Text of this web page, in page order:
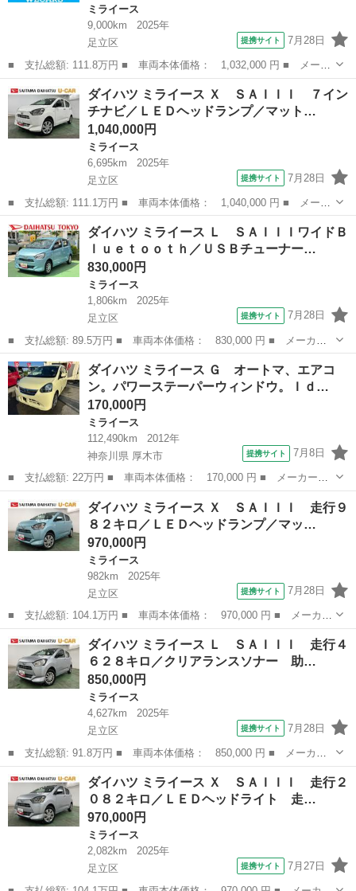
ミライース
9,000km
2025年
足立区
提携サイト 7月28日
■ 支払総額: 111.8万円 ■ 車両本体価格： 1,032,000 円 ■ メーカ
ー名： ダイハツ ■ 車種名： ミライース ■ グレード名： Ｌ
ＳＡ３ ★★★新品タイヤ／保証書／スマートアシスト（トヨタ・ダ
イハツ）...
東京 足立区 ミライース
ダイハツ ミライース Ｘ ＳＡＩＩＩ ７イン
チナビ／ＬＥＤヘッドランプ／マット…
1,040,000円
ミライース
6,695km
2025年
足立区
提携サイト 7月28日
■ 支払総額: 111.1万円 ■ 車両本体価格： 1,040,000 円 ■ メーカ
ー名： ダイハツ ■ 車種名： ミライース ■ グレード名： Ｘ
ＳＡＩＩＩ ７インチナビ／ＬＥＤヘッドランプ／マット １年保証
距離無制...
東京 足立区 ミライース
ダイハツ ミライース Ｌ ＳＡＩＩＩワイドＢ
ｌｕｅｔｏｏｔｈ／ＵＳＢチューナー…
830,000円
ミライース
1,806km
2025年
足立区
提携サイト 7月28日
■ 支払総額: 89.5万円 ■ 車両本体価格： 830,000 円 ■ メーカー
名： ダイハツ ■ 車種名： ミライース ■ グレード名： Ｌ Ｓ
ＡＩＩＩワイドＢｌｕｅｔｏｏｔｈ／ＵＳＢチューナー装備 保証
新車保証・ま...
東京 足立区 ミライース
ダイハツ ミライース Ｇ オートマ、エアコ
ン。パワーステーパーウィンドウ。Ｉｄ…
170,000円
ミライース
112,490km
2012年
神奈川県 厚木市
提携サイト 7月8日
■ 支払総額: 22万円 ■ 車両本体価格： 170,000 円 ■ メーカー
名： ダイハツ ■ 車種名： ミライース ■ グレード名： Ｇ オ
ートマ、エアコン。パワーステーパーウィンドウ。Ｉｄｌｉｎｋ ｓ
ｔｏｐ。ナビテレ...
神奈川 厚木市 ミライース
ダイハツ ミライース Ｘ ＳＡＩＩＩ 走行９
８２キロ／ＬＥＤヘッドランプ／マッ…
970,000円
ミライース
982km
2025年
足立区
提携サイト 7月28日
■ 支払総額: 104.1万円 ■ 車両本体価格： 970,000 円 ■ メーカー
名： ダイハツ ■ 車種名： ミライース ■ グレード名： Ｘ Ｓ
ＡＩＩＩ 走行９８２キロ／ＬＥＤヘッドランプ／マット １年保証
距離無制限...
東京 足立区 ミライース
ダイハツ ミライース Ｌ ＳＡＩＩＩ 走行４
６２８キロ／クリアランスソナー 助…
850,000円
ミライース
4,627km
2025年
足立区
提携サイト 7月28日
■ 支払総額: 91.8万円 ■ 車両本体価格： 850,000 円 ■ メーカー
名： ダイハツ ■ 車種名： ミライース ■ グレード名： Ｌ Ｓ
ＡＩＩＩ 走行４６２８キロ／クリアランスソナー 助手席エアバッ
ク オートラ...
東京 足立区 ミライース
ダイハツ ミライース Ｘ ＳＡＩＩＩ 走行２
０８２キロ／ＬＥＤヘッドライト 走…
970,000円
ミライース
2,082km
2025年
足立区
提携サイト 7月27日